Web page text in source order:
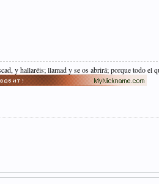
y hallaréis; llamad y se os abrirá; porque todo el